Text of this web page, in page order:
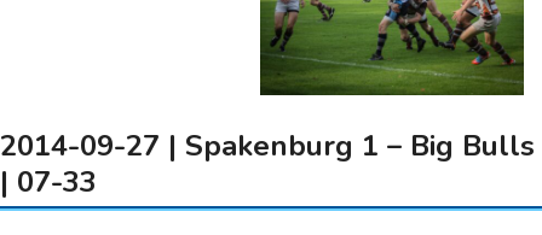
2014-09-27 | Spakenburg 1 – Big Bulls
| 07-33